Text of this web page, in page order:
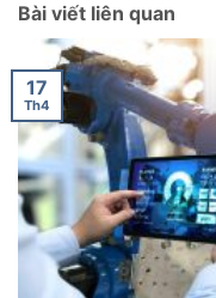
Bài viết liên quan
17
Th4